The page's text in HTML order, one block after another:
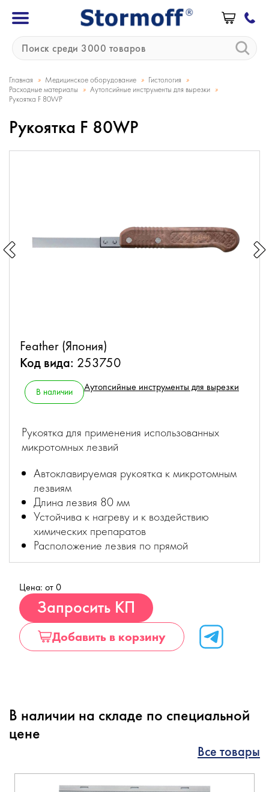
Главная » Медицинское оборудование » Гистология »
Расходные материалы » Аутопсийные инструменты для вырезки »
Рукоятка F 80WP
Рукоятка F 80WP
Feather (Япония)
Код вида: 253750
В наличии Аутопсийные инструменты для вырезки
Рукоятка для применения использованных
микротомных лезвий
Автоклавируемая рукоятка к микротомным
лезвиям
Длина лезвия 80 мм
Устойчива к нагреву и к воздействию
химических препаратов
Расположение лезвия по прямой
Цена: от 0
Запросить КП
Добавить в корзину
В наличии на складе по специальной
цене
Все товары